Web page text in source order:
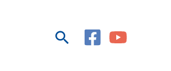
Buscar